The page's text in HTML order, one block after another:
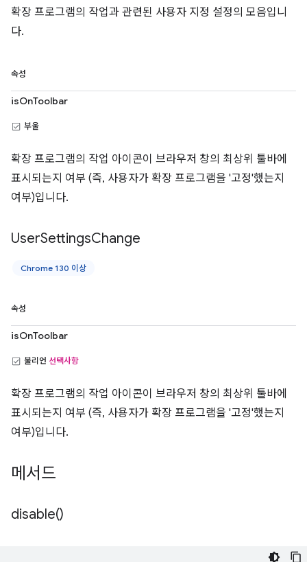
확장 프로그램의 작업과 관련된 사용자 지정 설정의 모음입니
다.
속성
isOnToolbar
부울
확장 프로그램의 작업 아이콘이 브라우저 창의 최상위 툴바에
표시되는지 여부 (즉, 사용자가 확장 프로그램을 '고정'했는지
여부)입니다.
UserSettingsChange
Chrome 130 이상
속성
isOnToolbar
불리언 선택사항
확장 프로그램의 작업 아이콘이 브라우저 창의 최상위 툴바에
표시되는지 여부 (즉, 사용자가 확장 프로그램을 '고정'했는지
여부)입니다.
메서드
disable()